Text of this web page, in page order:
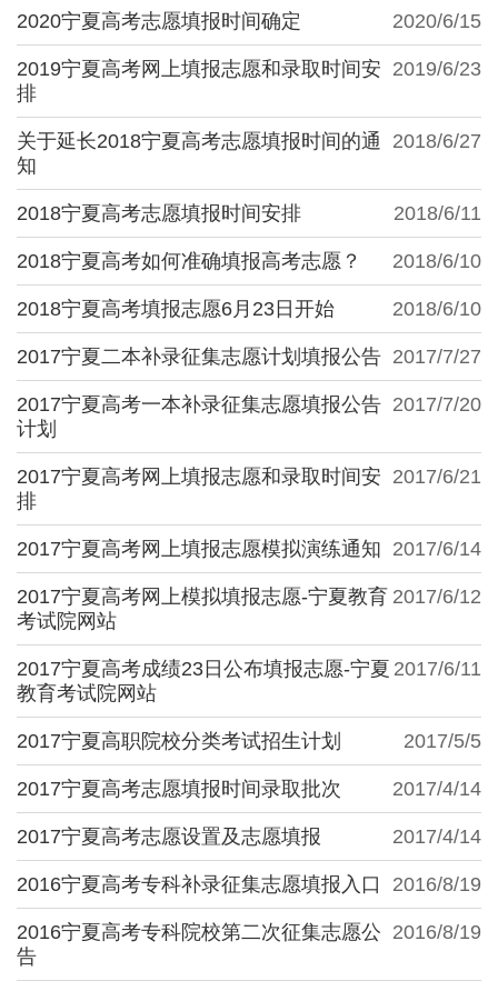
2020/6/15
2020宁夏高考志愿填报时间确定
2019/6/23
2019宁夏高考网上填报志愿和录取时间安
排
2018/6/27
关于延长2018宁夏高考志愿填报时间的通
知
2018/6/11
2018宁夏高考志愿填报时间安排
2018/6/10
2018宁夏高考如何准确填报高考志愿？
2018/6/10
2018宁夏高考填报志愿6月23日开始
2017/7/27
2017宁夏二本补录征集志愿计划填报公告
2017/7/20
2017宁夏高考一本补录征集志愿填报公告
计划
2017/6/21
2017宁夏高考网上填报志愿和录取时间安
排
2017/6/14
2017宁夏高考网上填报志愿模拟演练通知
2017/6/12
2017宁夏高考网上模拟填报志愿-宁夏教育
考试院网站
2017/6/11
2017宁夏高考成绩23日公布填报志愿-宁夏
教育考试院网站
2017/5/5
2017宁夏高职院校分类考试招生计划
2017/4/14
2017宁夏高考志愿填报时间录取批次
2017/4/14
2017宁夏高考志愿设置及志愿填报
2016/8/19
2016宁夏高考专科补录征集志愿填报入口
2016/8/19
2016宁夏高考专科院校第二次征集志愿公
告